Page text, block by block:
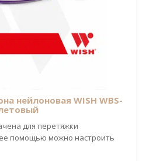
нейлоновая WISH WBS-
для перетяжки
помощью можно настроить